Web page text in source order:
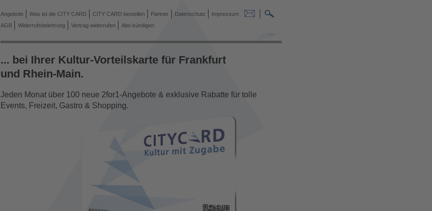
Angebote Was ist die CITY CARD CITY CARD bestellen Partner Datenschutz
Impressum
AGB
Widerrufsbelehrung Vertrag widerrufen Abo kündigen
... bei Ihrer Kultur-Vorteilskarte für Frankfurt
und Rhein-Main.
Jeden Monat über 100 neue 2for1-Angebote & exklusive Rabatte für tolle
Events, Freizeit, Gastro & Shopping.